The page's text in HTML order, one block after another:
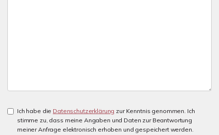
Ich habe die Datenschutzerklärung zur Kenntnis genommen. Ich
stimme zu, dass meine Angaben und Daten zur Beantwortung
meiner Anfrage elektronisch erhoben und gespeichert werden.